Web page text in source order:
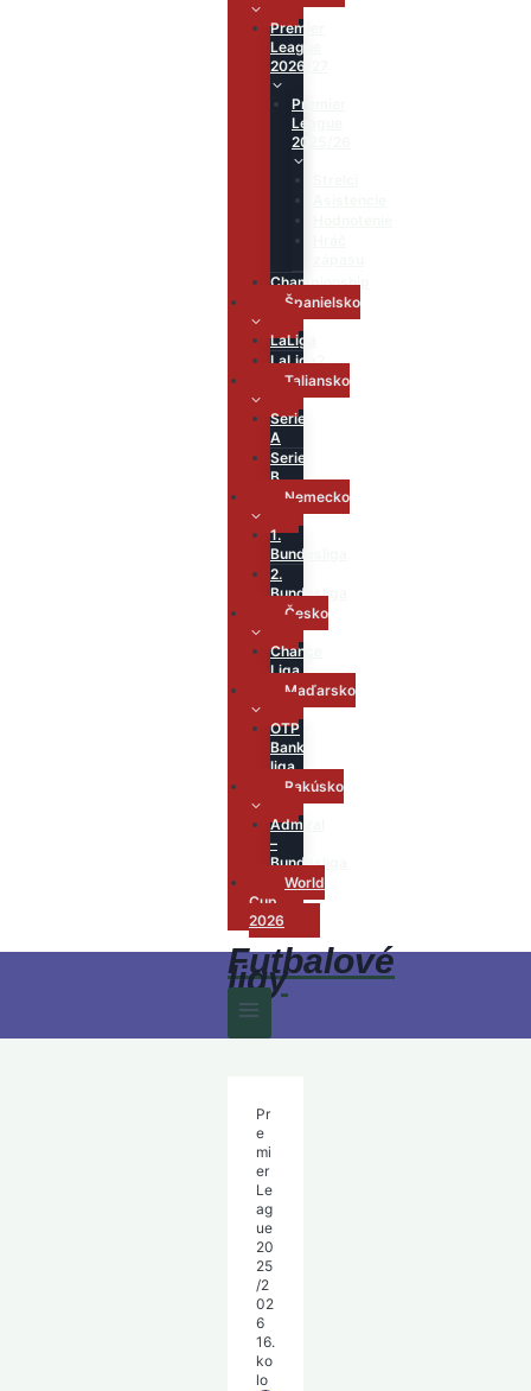
Premier
League
2026/27
Premier
League
2025/26
Championship
Španielsko
LaLiga
LaLiga2
Taliansko
Serie
A
Serie
B
Nemecko
1.
Bundesliga
2.
Bundesliga
Česko
Chance
Liga
Maďarsko
OTP
Bank
liga
Rakúsko
Admiral
–
Bundesliga
World
Cup
2026
Futbalové
ligy
Pr
e
mi
er
Le
ag
ue
20
25
/2
02
6
16.
ko
lo